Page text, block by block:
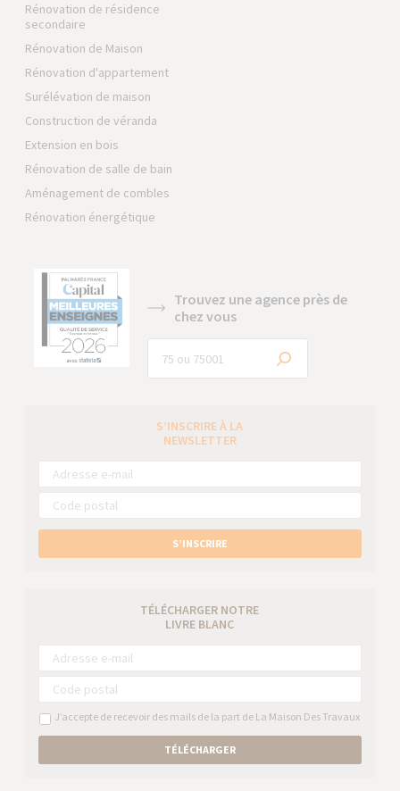
Rénovation de résidence
secondaire
Rénovation de Maison
Rénovation d'appartement
Surélévation de maison
Construction de véranda
Extension en bois
Rénovation de salle de bain
Aménagement de combles
Rénovation énergétique
Trouvez une agence près de
chez vous
S’INSCRIRE À LA
NEWSLETTER
S’INSCRIRE
TÉLÉCHARGER NOTRE
LIVRE BLANC
J’accepte de recevoir des mails de la part de La Maison Des Travaux
TÉLÉCHARGER